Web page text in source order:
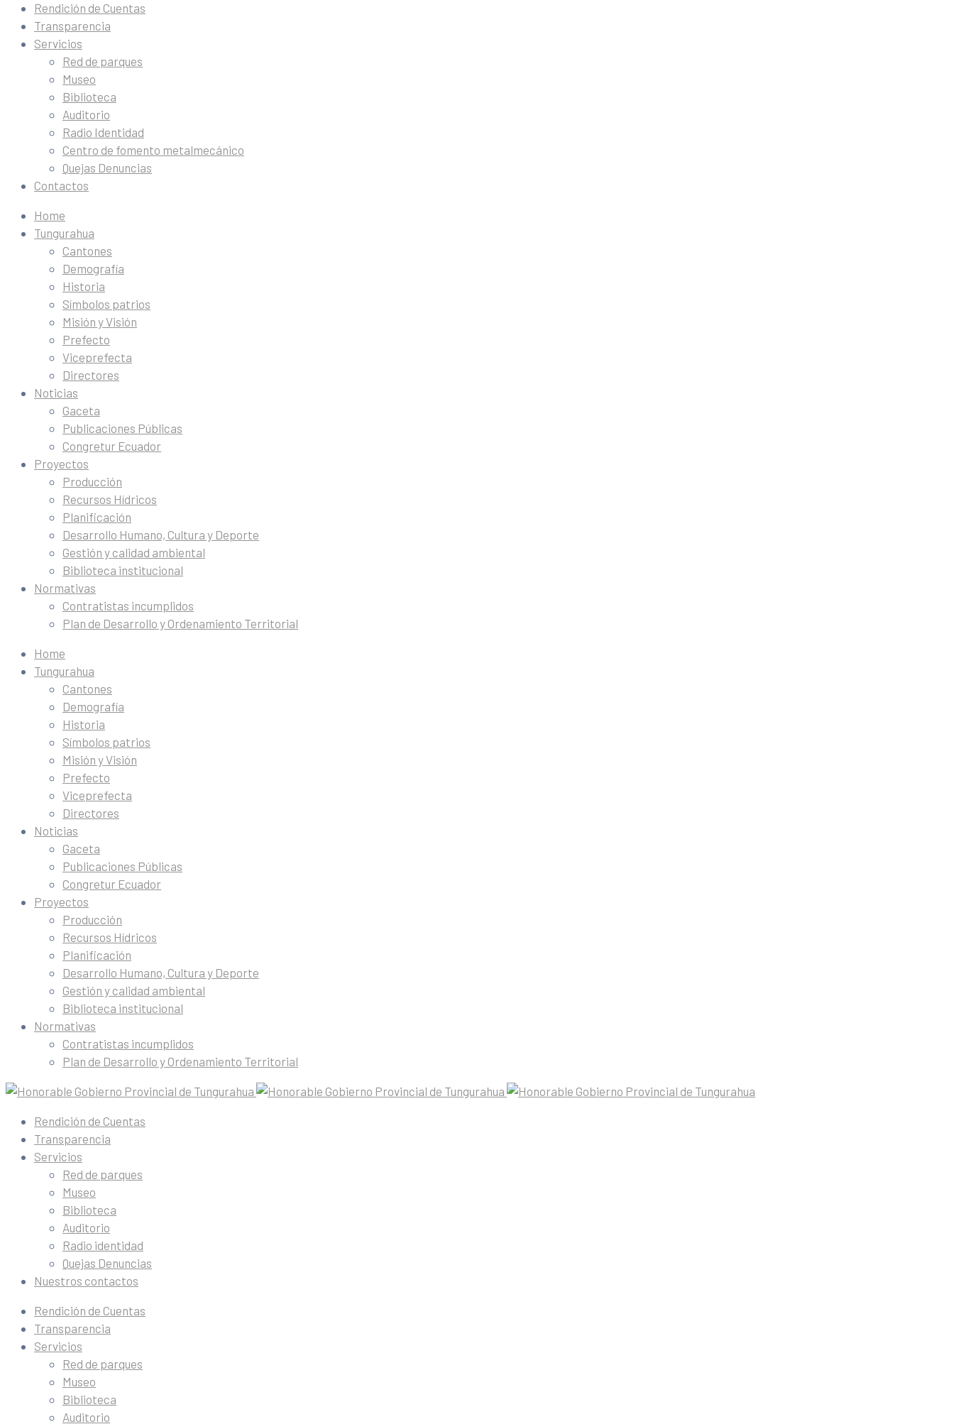
Rendición de Cuentas
Transparencia
Servicios
Red de parques
Museo
Biblioteca
Auditorio
Radio Identidad
Centro de fomento metalmecánico
Quejas Denuncias
Contactos
Home
Tungurahua
Cantones
Demografía
Historia
Símbolos patrios
Misión y Visión
Prefecto
Viceprefecta
Directores
Noticias
Gaceta
Publicaciones Públicas
Congretur Ecuador
Proyectos
Producción
Recursos Hídricos
Planificación
Desarrollo Humano, Cultura y Deporte
Gestión y calidad ambiental
Biblioteca institucional
Normativas
Contratistas incumplidos
Plan de Desarrollo y Ordenamiento Territorial
Home
Tungurahua
Cantones
Demografía
Historia
Símbolos patrios
Misión y Visión
Prefecto
Viceprefecta
Directores
Noticias
Gaceta
Publicaciones Públicas
Congretur Ecuador
Proyectos
Producción
Recursos Hídricos
Planificación
Desarrollo Humano, Cultura y Deporte
Gestión y calidad ambiental
Biblioteca institucional
Normativas
Contratistas incumplidos
Plan de Desarrollo y Ordenamiento Territorial
Rendición de Cuentas
Transparencia
Servicios
Red de parques
Museo
Biblioteca
Auditorio
Radio identidad
Quejas Denuncias
Nuestros contactos
Rendición de Cuentas
Transparencia
Servicios
Red de parques
Museo
Biblioteca
Auditorio